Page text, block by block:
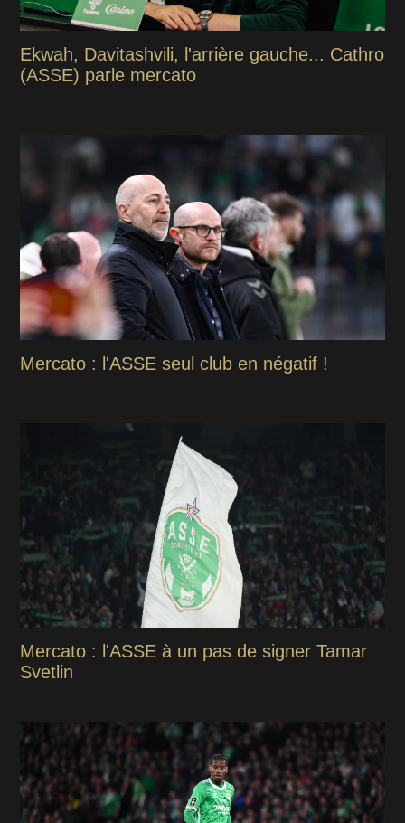
Ekwah, Davitashvili, l'arrière gauche... Cathro
(ASSE) parle mercato
Mercato : l'ASSE seul club en négatif !
Mercato : l'ASSE à un pas de signer Tamar
Svetlin